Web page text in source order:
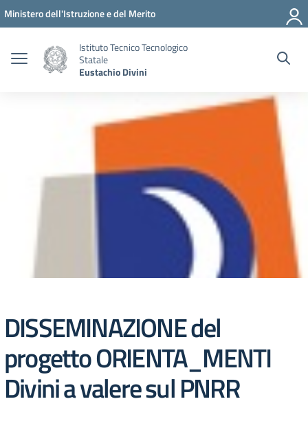
Vai ai contenuti
Vai al menu di navigazione
Vai al footer
Ministero dell'Istruzione e del Merito
Istituto Tecnico Tecnologico
Statale
Eustachio Divini
DISSEMINAZIONE del
progetto ORIENTA_MENTI
Divini a valere sul PNRR